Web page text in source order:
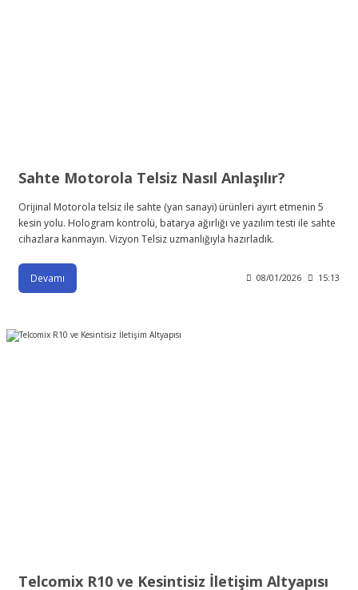
Sahte Motorola Telsiz Nasıl Anlaşılır?
Orijinal Motorola telsiz ile sahte (yan sanayi) ürünleri ayırt etmenin 5
kesin yolu. Hologram kontrolü, batarya ağırlığı ve yazılım testi ile sahte
cihazlara kanmayın. Vizyon Telsiz uzmanlığıyla hazırladık.
Devamı 08/01/2026 15:13
Telcomix R10 ve Kesintisiz İletişim Altyapısı